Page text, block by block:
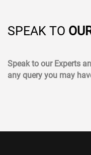
SPEAK TO
Speak to our Experts
any query you may